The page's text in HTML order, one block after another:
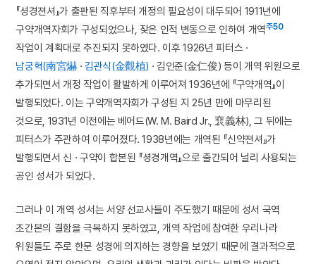
『셩경젼셔』가 출판된 직후부터 개정의 필요성이 대두되어 1911년에
구약개역자회가 구성되었으나, 잦은 인적 변동으로 인하여 개역주50
작업이 계획대로 추진되지 못하였다. 이후 1926년 피터스 ·
남궁혁(南宮爀· 김관식(金觀植) · 김인준(金仁俊) 등이 개역 위원으로
추가되면서 개정 작업이 활발하게 이루어져 1936년에 『구약개역』이
발행되었다. 이는 구약개역자회가 구성된 지 25년 만에 마무리된
것으로, 1931년 이전에는 베어드(W. M. Baird Jr., 裵義林), 그 뒤에는
피터스가 주관하여 이루어졌다. 1938년에는 개역된 『신약젼셔』가
발행되면서 신 · 구약이 합본된 『셩경개역』으로 출간되어 널리 사용되는
공인 성서가 되었다.
그러나 이 개역 성서는 서양 선교사들이 주도했기 때문에 성서 국역
초간본의 결함을 극복하지 못하였고, 개역 작업에 참여한 우리나라
위원들도 주로 한문 성경에 의지하는 경향을 보였기 때문에 결과적으로